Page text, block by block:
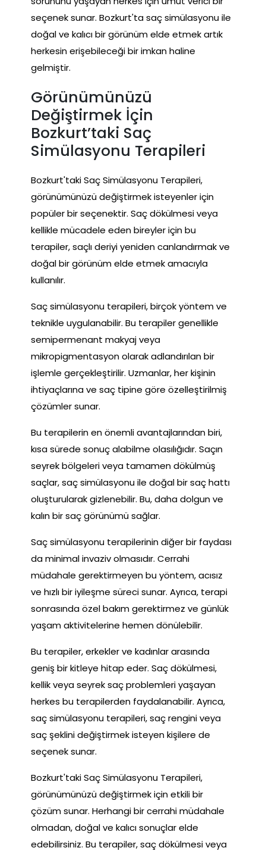
seçenek sunar. Bozkurt'ta saç simülasyonu ile
doğal ve kalıcı bir görünüm elde etmek artık
herkesin erişebileceği bir imkan haline
gelmiştir.
Görünümünüzü
Değiştirmek İçin
Bozkurt’taki Saç
Simülasyonu Terapileri
Bozkurt'taki Saç Simülasyonu Terapileri,
görünümünüzü değiştirmek isteyenler için
popüler bir seçenektir. Saç dökülmesi veya
kellikle mücadele eden bireyler için bu
terapiler, saçlı deriyi yeniden canlandırmak ve
doğal bir görünüm elde etmek amacıyla
kullanılır.
Saç simülasyonu terapileri, birçok yöntem ve
teknikle uygulanabilir. Bu terapiler genellikle
semipermenant makyaj veya
mikropigmentasyon olarak adlandırılan bir
işlemle gerçekleştirilir. Uzmanlar, her kişinin
ihtiyaçlarına ve saç tipine göre özelleştirilmiş
çözümler sunar.
Bu terapilerin en önemli avantajlarından biri,
kısa sürede sonuç alabilme olasılığıdır. Saçın
seyrek bölgeleri veya tamamen dökülmüş
saçlar, saç simülasyonu ile doğal bir saç hattı
oluşturularak gizlenebilir. Bu, daha dolgun ve
kalın bir saç görünümü sağlar.
Saç simülasyonu terapilerinin diğer bir faydası
da minimal invaziv olmasıdır. Cerrahi
müdahale gerektirmeyen bu yöntem, acısız
ve hızlı bir iyileşme süreci sunar. Ayrıca, terapi
sonrasında özel bakım gerektirmez ve günlük
yaşam aktivitelerine hemen dönülebilir.
Bu terapiler, erkekler ve kadınlar arasında
geniş bir kitleye hitap eder. Saç dökülmesi,
kellik veya seyrek saç problemleri yaşayan
herkes bu terapilerden faydalanabilir. Ayrıca,
saç simülasyonu terapileri, saç rengini veya
saç şeklini değiştirmek isteyen kişilere de
seçenek sunar.
Bozkurt'taki Saç Simülasyonu Terapileri,
görünümünüzü değiştirmek için etkili bir
çözüm sunar. Herhangi bir cerrahi müdahale
olmadan, doğal ve kalıcı sonuçlar elde
edebilirsiniz. Bu terapiler, saç dökülmesi veya